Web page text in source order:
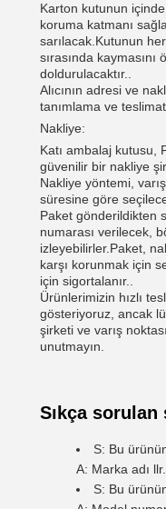
Karton kutunun
koruma katmanı
sarılacak.Kutunun
sırasında kaymasını
doldurulacaktır..
Alıcının adresi ve
tanımlama ve
Nakliye:
Katı ambalaj kutusu,
güvenilir bir nakliye
Nakliye yöntemi,
süresine göre
Paket gönderildikten
numarası verilecek,
izleyebilirler.Paket,
karşı korunmak için
için sigortalanır..
Ürünlerimizin hızlı
gösteriyoruz, ancak
şirketi ve varış
unutmayın.
Sıkça sorulan
S: Bu
A: Marka adı llr.
S: Bu